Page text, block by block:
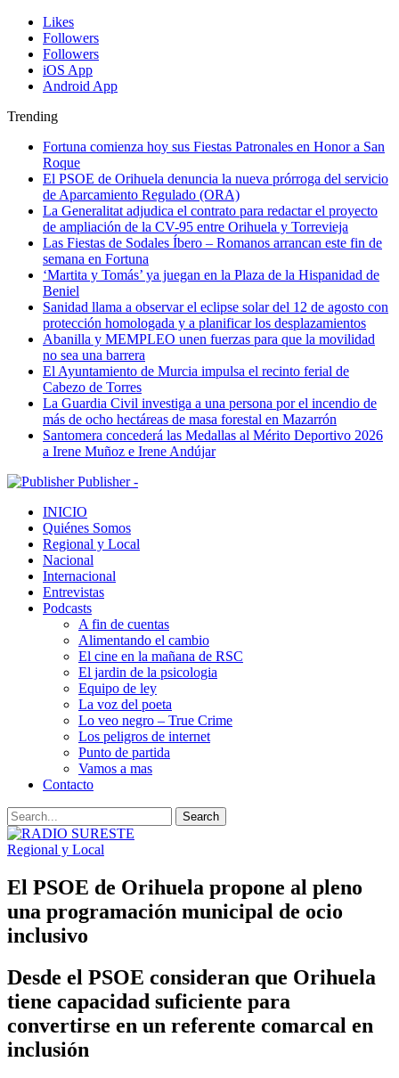
Likes
Followers
Followers
iOS App
Android App
Trending
Fortuna comienza hoy sus Fiestas Patronales en Honor a San
Roque
El PSOE de Orihuela denuncia la nueva prórroga del servicio
de Aparcamiento Regulado (ORA)
La Generalitat adjudica el contrato para redactar el proyecto
de ampliación de la CV-95 entre Orihuela y Torrevieja
Las Fiestas de Sodales Íbero – Romanos arrancan este fin de
semana en Fortuna
‘Martita y Tomás’ ya juegan en la Plaza de la Hispanidad de
Beniel
Sanidad llama a observar el eclipse solar del 12 de agosto con
protección homologada y a planificar los desplazamientos
Abanilla y MEMPLEO unen fuerzas para que la movilidad
no sea una barrera
El Ayuntamiento de Murcia impulsa el recinto ferial de
Cabezo de Torres
La Guardia Civil investiga a una persona por el incendio de
más de ocho hectáreas de masa forestal en Mazarrón
Santomera concederá las Medallas al Mérito Deportivo 2026
a Irene Muñoz e Irene Andújar
Publisher -
INICIO
Quiénes Somos
Regional y Local
Nacional
Internacional
Entrevistas
Podcasts
A fin de cuentas
Alimentando el cambio
El cine en la mañana de RSC
El jardin de la psicologia
Equipo de ley
La voz del poeta
Lo veo negro – True Crime
Los peligros de internet
Punto de partida
Vamos a mas
Contacto
Regional y Local
El PSOE de Orihuela propone al pleno
una programación municipal de ocio
inclusivo
Desde el PSOE consideran que Orihuela
tiene capacidad suficiente para
convertirse en un referente comarcal en
inclusión